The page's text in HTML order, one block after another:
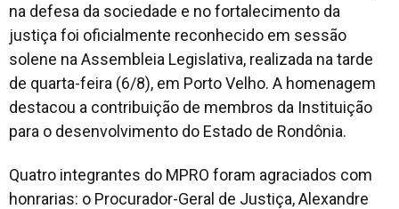
na defesa da sociedade e no fortalecimento da
justiça foi oficialmente reconhecido em sessão
solene na Assembleia Legislativa, realizada na tarde
de quarta-feira (6/8), em Porto Velho. A homenagem
destacou a contribuição de membros da Instituição
para o desenvolvimento do Estado de Rondônia.
Quatro integrantes do MPRO foram agraciados com
honrarias: o Procurador-Geral de Justiça, Alexandre